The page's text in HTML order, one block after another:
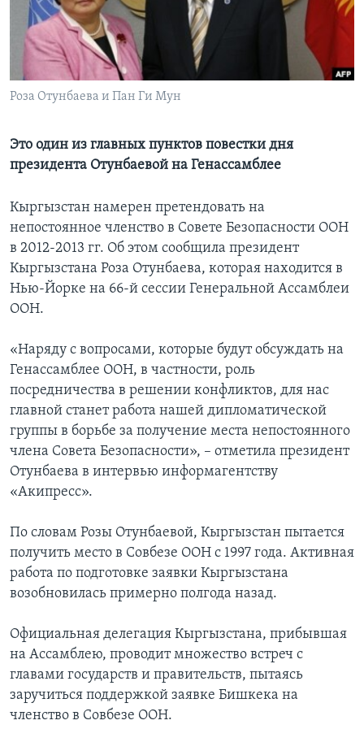
Learning English
СОЦИАЛЬНЫЕ СЕТИ
Языки
Роза Отунбаева и Пан Ги Мун
Это один из главных пунктов повестки дня
президента Отунбаевой на Генассамблее
Кыргызстан намерен претендовать на
непостоянное членство в Совете Безопасности ООН
в 2012-2013 гг. Об этом сообщила президент
Кыргызстана Роза Отунбаева, которая находится в
Нью-Йорке на 66-й сессии Генеральной Ассамблеи
ООН.
«Наряду с вопросами, которые будут обсуждать на
Генассамблее ООН, в частности, роль
посредничества в решении конфликтов, для нас
главной станет работа нашей дипломатической
группы в борьбе за получение места непостоянного
члена Совета Безопасности», – отметила президент
Отунбаева в интервью информагентству
«Акипресс».
По словам Розы Отунбаевой, Кыргызстан пытается
получить место в Совбезе ООН с 1997 года. Активная
работа по подготовке заявки Кыргызстана
возобновилась примерно полгода назад.
Официальная делегация Кыргызстана, прибывшая
на Ассамблею, проводит множество встреч с
главами государств и правительств, пытаясь
заручиться поддержкой заявке Бишкека на
членство в Совбезе ООН.